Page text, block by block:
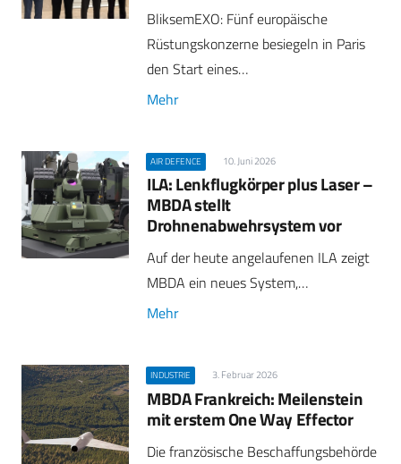
BliksemEXO: Fünf europäische
Rüstungskonzerne besiegeln in Paris
den Start eines…
Mehr
AIR DEFENCE 10. Juni 2026
ILA: Lenkflugkörper plus Laser –
MBDA stellt
Drohnenabwehrsystem vor
Auf der heute angelaufenen ILA zeigt
MBDA ein neues System,…
Mehr
INDUSTRIE 3. Februar 2026
MBDA Frankreich: Meilenstein
mit erstem One Way Effector
Die französische Beschaffungsbehörde